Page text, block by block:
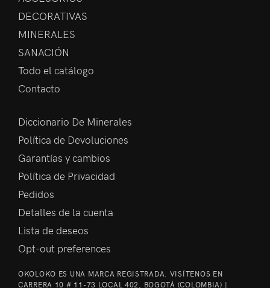
DECORATIVAS
MINERALES
SANACIÓN
Todo el catálogo
Contacto
Diccionario De Minerales
Política de Devoluciones
Garantías y cambios
Política de Privacidad
Pedidos
Detalles de la cuenta
Lista de deseos
Opt-out preferences
OKOLOKO ES UNA MARCA REGISTRADA. VISÍTENOS EN
CARRERA 10 # 11-73 LOCAL 402, BOGOTÁ (COLOMBIA) |